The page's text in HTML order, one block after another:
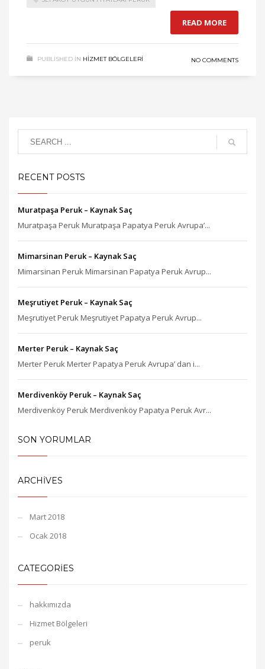
READ MORE
PUBLISHED IN HIZMET BÖLGELERI NO COMMENTS
RECENT POSTS
Muratpaşa Peruk – Kaynak Saç
Muratpaşa Peruk Muratpaşa Papatya Peruk Avrupa’...
Mimarsinan Peruk – Kaynak Saç
Mimarsinan Peruk Mimarsinan Papatya Peruk Avrup...
Meşrutiyet Peruk – Kaynak Saç
Meşrutiyet Peruk Meşrutiyet Papatya Peruk Avrup...
Merter Peruk – Kaynak Saç
Merter Peruk Merter Papatya Peruk Avrupa’ dan i...
Merdivenköy Peruk – Kaynak Saç
Merdivenköy Peruk Merdivenköy Papatya Peruk Avr...
SON YORUMLAR
ARCHIVES
Mart 2018
Ocak 2018
CATEGORIES
hakkımızda
Hizmet Bölgeleri
peruk